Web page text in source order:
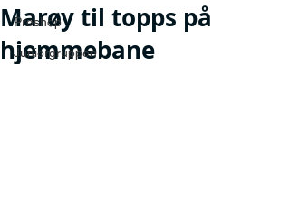
Proshop
Juniorgruppen
Marøy til topps på
hjemmebane